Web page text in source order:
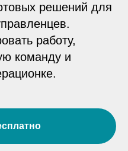
решений для
работу,
команду и